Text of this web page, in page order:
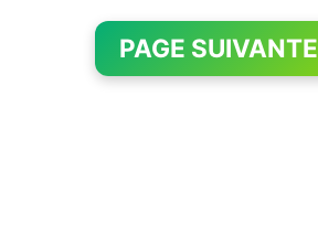
PAGE SUIVANTE